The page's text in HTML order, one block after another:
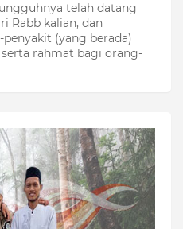
telah datang
Rabb kalian, dan
(yang berada)
rahmat bagi orang-